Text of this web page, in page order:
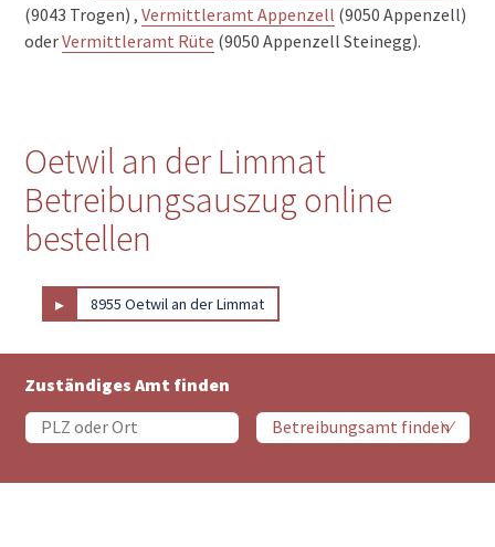
(9043 Trogen) ,Vermittleramt Appenzell (9050 Appenzell)
oderVermittleramt Rüte (9050 Appenzell Steinegg).
Oetwil an der Limmat
Betreibungsauszug online
bestellen
▸ 8955 Oetwil an der Limmat
Zuständiges Amt finden